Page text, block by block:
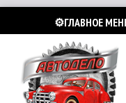
⚙️ГЛАВНОЕ